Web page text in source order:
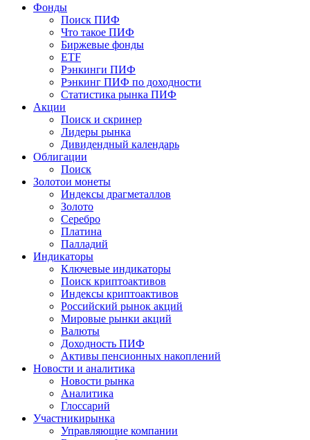
Фонды
Поиск ПИФ
Что такое ПИФ
Биржевые фонды
ETF
Рэнкинги ПИФ
Рэнкинг ПИФ по доходности
Статистика рынка ПИФ
Акции
Поиск и скринер
Лидеры рынка
Дивидендный календарь
Облигации
Поиск
Золотои монеты
Индексы драгметаллов
Золото
Серебро
Платина
Палладий
Индикаторы
Ключевые индикаторы
Поиск криптоактивов
Индексы криптоактивов
Российский рынок акций
Мировые рынки акций
Валюты
Доходность ПИФ
Активы пенсионных накоплений
Новости и аналитика
Новости рынка
Аналитика
Глоссарий
Участникирынка
Управляющие компании